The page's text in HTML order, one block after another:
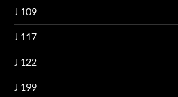
J 109
J 117
J 122
J 199